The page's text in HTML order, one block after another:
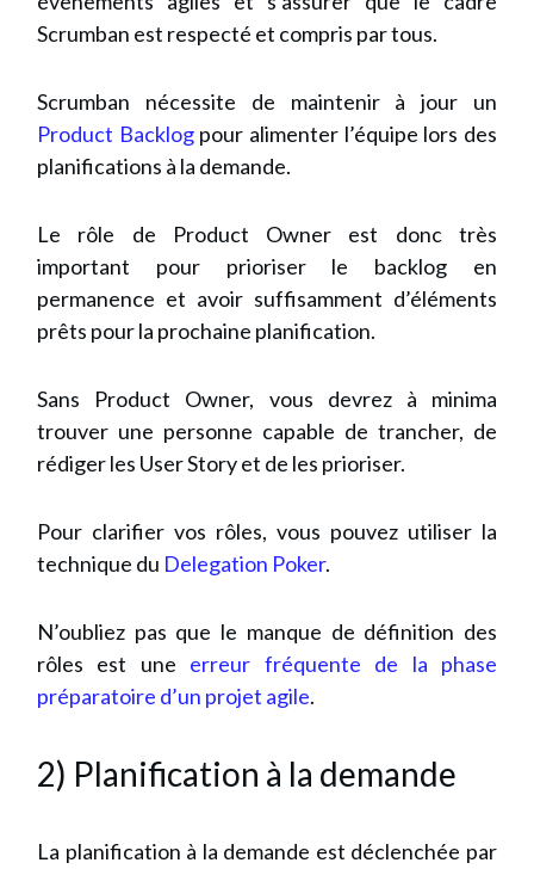
Scrumban est respecté et compris par tous.
Scrumban nécessite de maintenir à jour un
Product Backlogpour alimenter l’équipe lors des
planifications à la demande.
Le rôle de Product Owner est donc très
important pour prioriser le backlog en
permanence et avoir suffisamment d’éléments
prêts pour la prochaine planification.
Sans Product Owner, vous devrez à minima
trouver une personne capable de trancher, de
rédiger les User Story et de les prioriser.
Pour clarifier vos rôles, vous pouvez utiliser la
technique du Delegation Poker.
N’oubliez pas que le manque de définition des
rôles est une erreur fréquente de la phase
préparatoire d’un projet agile.
2) Planification à la demande
La planification à la demande est déclenchée par